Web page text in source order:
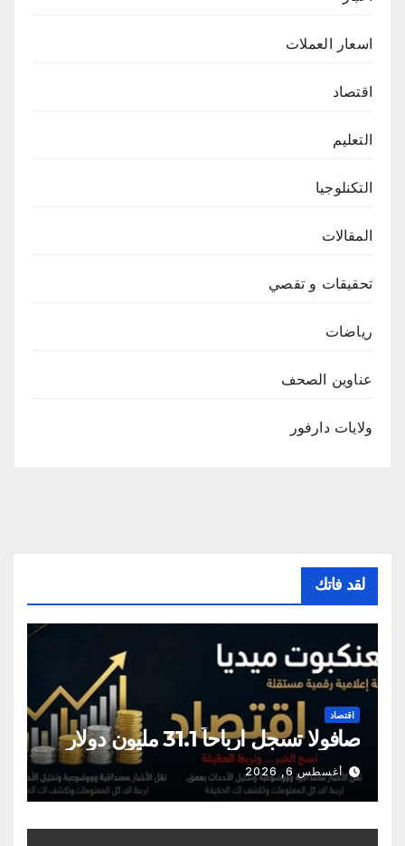
اسعار العملات
اقتصاد
التعليم
التكنلوجيا
المقالات
تحقيقات و تقصي
رياضات
عناوين الصحف
ولايات دارفور
لقد فاتك
اقتصاد
صافولا تسجل ارباحاً 31.1 مليون دولار
أغسطس 6, 2026